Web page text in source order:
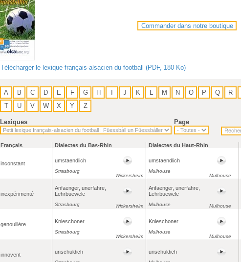
Commander dans notre boutique
Télécharger le lexique français-alsacien du football (PDF, 180 Ko)
A B C D E F G H J K M N O P Q R
T
U V W X Y Z
Lexiques Page
Français Dialectes du Bas-Rhin Dialectes du Haut-Rhin
inconstant umstaendlich
Strasbourg
Wickersheim
umstaendlich
Mulhouse
Mulhouse
inexpérimenté
Anfaenger, unerfahre,
Lehrbuewele
Strasbourg Wickersheim
Anfaenger, unerfahre,
Lehrbuewele
Mulhouse Mulhouse
genouillère Knieschoner
Strasbourg
Wickersheim
Knieschoner
Mulhouse
Mulhouse
innovent unschuldich unschuldich